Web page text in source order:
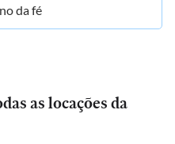
da fé
as locações da